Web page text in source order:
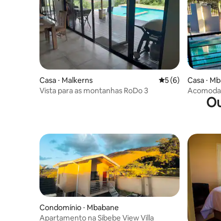
Casa ⋅ Malkerns 5 de uma
5 (6)
Vista para as montanhas RoDo 3
Casa ⋅
Condomínio ⋅ Mbabane
Apartamento na Sibebe View Villa